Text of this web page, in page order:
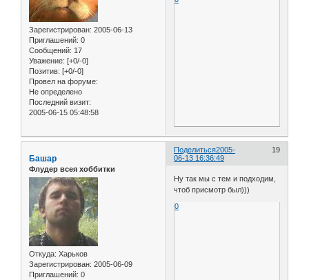
Зарегистрирован: 2005-06-13
Приглашений: 0
Сообщений: 17
Уважение: [+0/-0]
Позитив: [+0/-0]
Провел на форуме:
Не определено
Последний визит:
2005-06-15 05:48:58
Поделиться 19
2005-
06-13 16:36:49
Башар
Флудер всея хоббитки
Откуда: Харьков
Зарегистрирован: 2005-06-09
Приглашений: 0
Ну так мы с тем и подходим,
чтоб присмотр был)))
0